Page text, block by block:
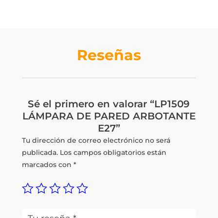
Reseñas
Sé el primero en valorar “LP1509
LÁMPARA DE PARED ARBOTANTE
E27”
Tu dirección de correo electrónico no será
publicada. Los campos obligatorios están
marcados con *